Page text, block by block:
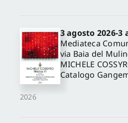
2026
3 agosto 2026-3
Mediateca
via Baia del
MICHELE
Catalogo